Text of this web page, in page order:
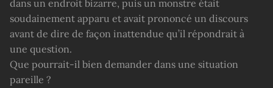
dans un endroit bizarre, puis un monstre était
soudainement apparu et avait prononcé un discours
avant de dire de façon inattendue qu’il répondrait à
une question.
Que pourrait-il bien demander dans une situation
pareille ?